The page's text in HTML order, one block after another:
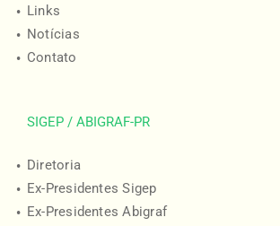
Links
Notícias
Contato
SIGEP / ABIGRAF-PR
Diretoria
Ex-Presidentes Sigep
Ex-Presidentes Abigraf